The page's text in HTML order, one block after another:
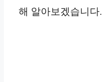
해 알아보겠습니다.